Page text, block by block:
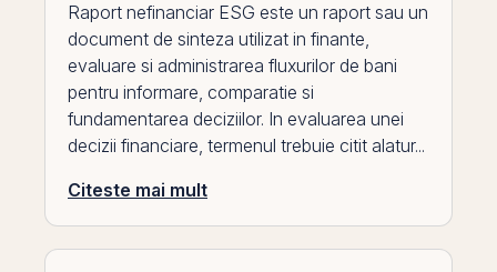
Raport nefinanciar ESG este un raport sau un
document de sinteza utilizat in finante,
evaluare si administrarea fluxurilor de bani
pentru informare, comparatie si
fundamentarea deciziilor. In evaluarea unei
decizii financiare, termenul trebuie citit alatur...
Citeste mai mult